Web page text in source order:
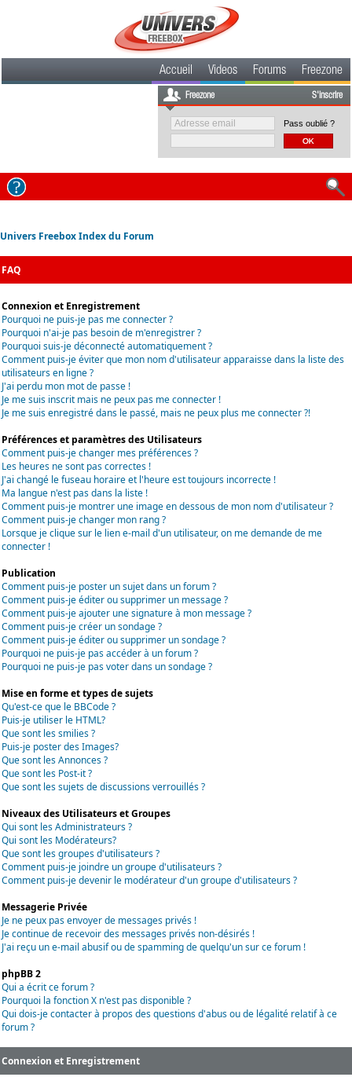
Accueil Videos Forums Freezone
Freezone S'inscrire
Pass oublié ?
Univers Freebox Index du Forum
FAQ
Connexion et Enregistrement
Pourquoi ne puis-je pas me connecter ?
Pourquoi n'ai-je pas besoin de m'enregistrer ?
Pourquoi suis-je déconnecté automatiquement ?
Comment puis-je éviter que mon nom d'utilisateur apparaisse dans la liste des
utilisateurs en ligne ?
J'ai perdu mon mot de passe !
Je me suis inscrit mais ne peux pas me connecter !
Je me suis enregistré dans le passé, mais ne peux plus me connecter ?!
Préférences et paramètres des Utilisateurs
Comment puis-je changer mes préférences ?
Les heures ne sont pas correctes !
J'ai changé le fuseau horaire et l'heure est toujours incorrecte !
Ma langue n'est pas dans la liste !
Comment puis-je montrer une image en dessous de mon nom d'utilisateur ?
Comment puis-je changer mon rang ?
Lorsque je clique sur le lien e-mail d'un utilisateur, on me demande de me
connecter !
Publication
Comment puis-je poster un sujet dans un forum ?
Comment puis-je éditer ou supprimer un message ?
Comment puis-je ajouter une signature à mon message ?
Comment puis-je créer un sondage ?
Comment puis-je éditer ou supprimer un sondage ?
Pourquoi ne puis-je pas accéder à un forum ?
Pourquoi ne puis-je pas voter dans un sondage ?
Mise en forme et types de sujets
Qu'est-ce que le BBCode ?
Puis-je utiliser le HTML?
Que sont les smilies ?
Puis-je poster des Images?
Que sont les Annonces ?
Que sont les Post-it ?
Que sont les sujets de discussions verrouillés ?
Niveaux des Utilisateurs et Groupes
Qui sont les Administrateurs ?
Qui sont les Modérateurs?
Que sont les groupes d'utilisateurs ?
Comment puis-je joindre un groupe d'utilisateurs ?
Comment puis-je devenir le modérateur d'un groupe d'utilisateurs ?
Messagerie Privée
Je ne peux pas envoyer de messages privés !
Je continue de recevoir des messages privés non-désirés !
J'ai reçu un e-mail abusif ou de spamming de quelqu'un sur ce forum !
phpBB 2
Qui a écrit ce forum ?
Pourquoi la fonction X n'est pas disponible ?
Qui dois-je contacter à propos des questions d'abus ou de légalité relatif à ce
forum ?
Connexion et Enregistrement